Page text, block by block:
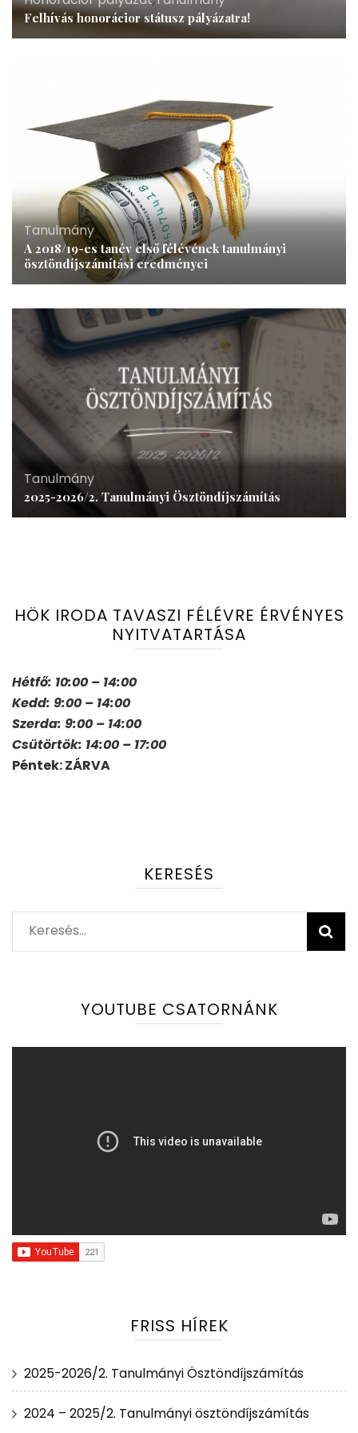
Felhívás honorácior státusz pályázatra!
Tanulmány
A 2018/19-es tanév első félévének tanulmányi
ösztöndíjszámítási eredményei
Tanulmány
2025-2026/2. Tanulmányi Ösztöndíjszámítás
HÖK IRODA TAVASZI FÉLÉVRE ÉRVÉNYES
NYITVATARTÁSA
Hétfő: 10:00 – 14:00
Kedd: 9:00 – 14:00
Szerda: 9:00 – 14:00
Csütörtök: 14:00 – 17:00
Péntek: ZÁRVA
KERESÉS
Keresés:
YOUTUBE CSATORNÁNK
FRISS HÍREK
2025-2026/2. Tanulmányi Ösztöndíjszámítás
2024 – 2025/2. Tanulmányi ösztöndíjszámítás